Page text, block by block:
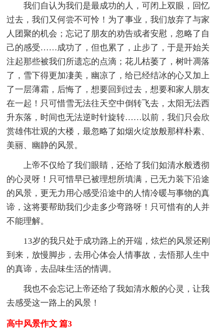
我们自认为我们是最成功的人，可闭上双眼，回忆
过去，我们又何尝不可怜！为了事业，我们放弃了与家
人团聚的机会；忘记了朋友的劝告或者安慰，忽略了自
己的感受……成功了，但也累了，止步了，于是开始关
注起那些被我们所遗忘的点滴；花儿枯萎了，树叶凋落
了，雪下得更加凄美，幽凉了，给已经结冰的心又加上
了一层薄霜，后悔了，想要回到过去，想要和家人朋友
在一起！只可惜雪无法往天空中倒转飞去，太阳无法西
升东落，时间也无法逆时针旋转……以前，我们只会欣
赏雄伟壮观的大楼，最忽略了如烟火绽放般那样朴素、
美丽、幽静的风景。
上帝不仅给了我们眼睛，还给了我们如清水般透彻
的心灵呀！只可惜早已被理想所填满，已无力装下沿途
的风景，更无力用心感受沿途中的人情冷暖与事物的真
谛，这将要帮助我们少走多少弯路呀！只可惜有的人并
不能理解。
13岁的我只处于成功路上的开端，炫烂的风景还刚
到来，放慢脚步，去用心体会人情事故，去悟那人生中
的真谛，去品味生活的情调。
我也不会忘记上帝还给了我如清水般的心灵，让我
去感受这一路上的风景！
高中风景作文 篇3